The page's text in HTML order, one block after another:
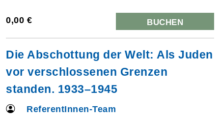
0,00 € BUCHEN
Die Abschottung der Welt: Als Juden
vor verschlossenen Grenzen
standen. 1933–1945
ReferentInnen-Team